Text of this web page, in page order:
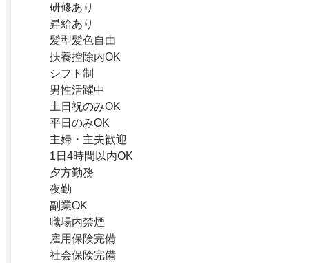
研修あり
昇給あり
髪型髪色自由
扶養控除内OK
シフト制
男性活躍中
土日祝のみOK
平日のみOK
主婦・主夫歓迎
1日4時間以内OK
夕方勤務
夜勤
副業OK
職場内禁煙
雇用保険完備
社会保険完備